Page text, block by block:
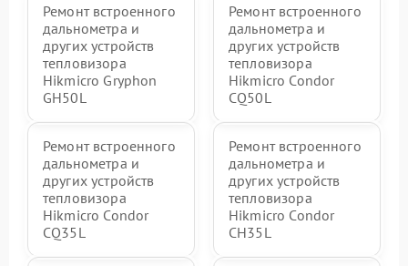
Ремонт встроенного
дальнометра и
других устройств
тепловизора
Hikmicro Gryphon
GH50L
Ремонт встроенного
дальнометра и
других устройств
тепловизора
Hikmicro Condor
CQ50L
Ремонт встроенного
дальнометра и
других устройств
тепловизора
Hikmicro Condor
CQ35L
Ремонт встроенного
дальнометра и
других устройств
тепловизора
Hikmicro Condor
CH35L